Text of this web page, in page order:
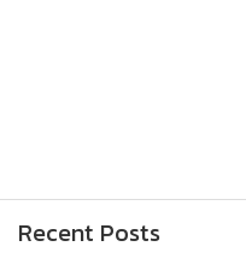
Recent Posts